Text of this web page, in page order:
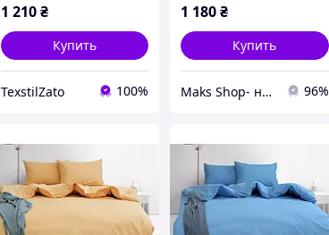
1 210₴
Купить
TexstilZato 100%
1 180₴
Купить
Maks Shop- надежный и перспективный интернет магазин сумок и аксессуаров 96%